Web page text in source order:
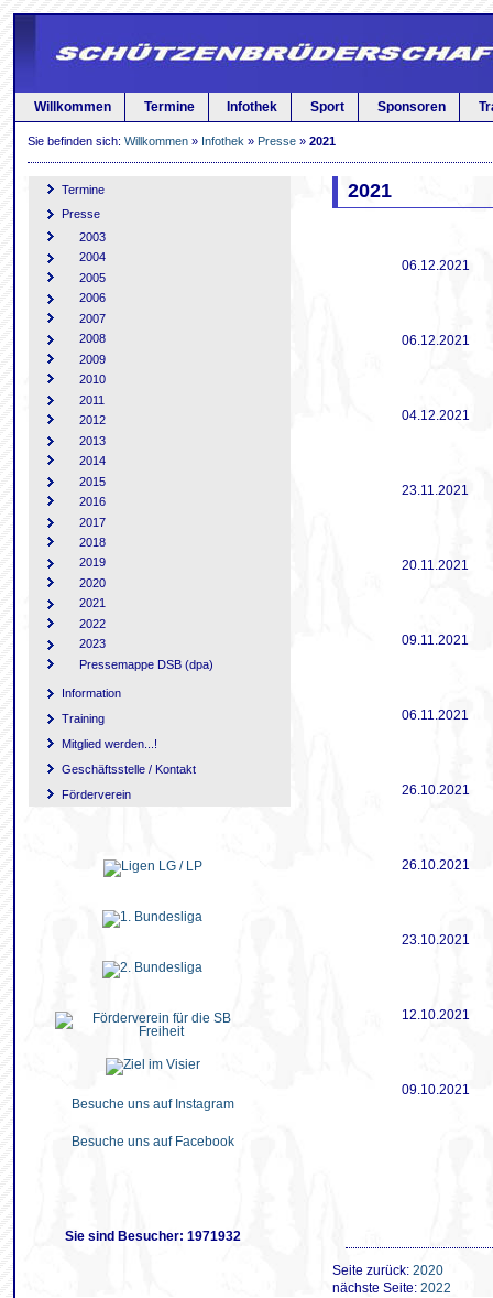
Willkommen Termine Infothek Sport Sponsoren
Sie befinden sich: Willkommen» Infothek » Presse» 2021
Termine
Presse
2003
2004
2005
2006
2007
2008
2009
2010
2011
2012
2013
2014
2015
2016
2017
2018
2019
2020
2021
2022
2023
Pressemappe DSB (dpa)
Information
Training
Mitglied werden...!
Geschäftsstelle / Kontakt
Förderverein
Besuche uns auf Instagram
Besuche uns auf Facebook
Sie sind Besucher: 1971932
2021
06.12.2021
06.12.2021
04.12.2021
23.11.2021
20.11.2021
09.11.2021
06.11.2021
26.10.2021
26.10.2021
23.10.2021
12.10.2021
09.10.2021
Seite zurück:2020
nächste Seite:2022